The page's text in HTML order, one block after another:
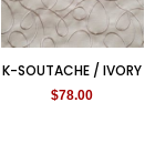
K-SOUTACHE / IVORY
$78.00